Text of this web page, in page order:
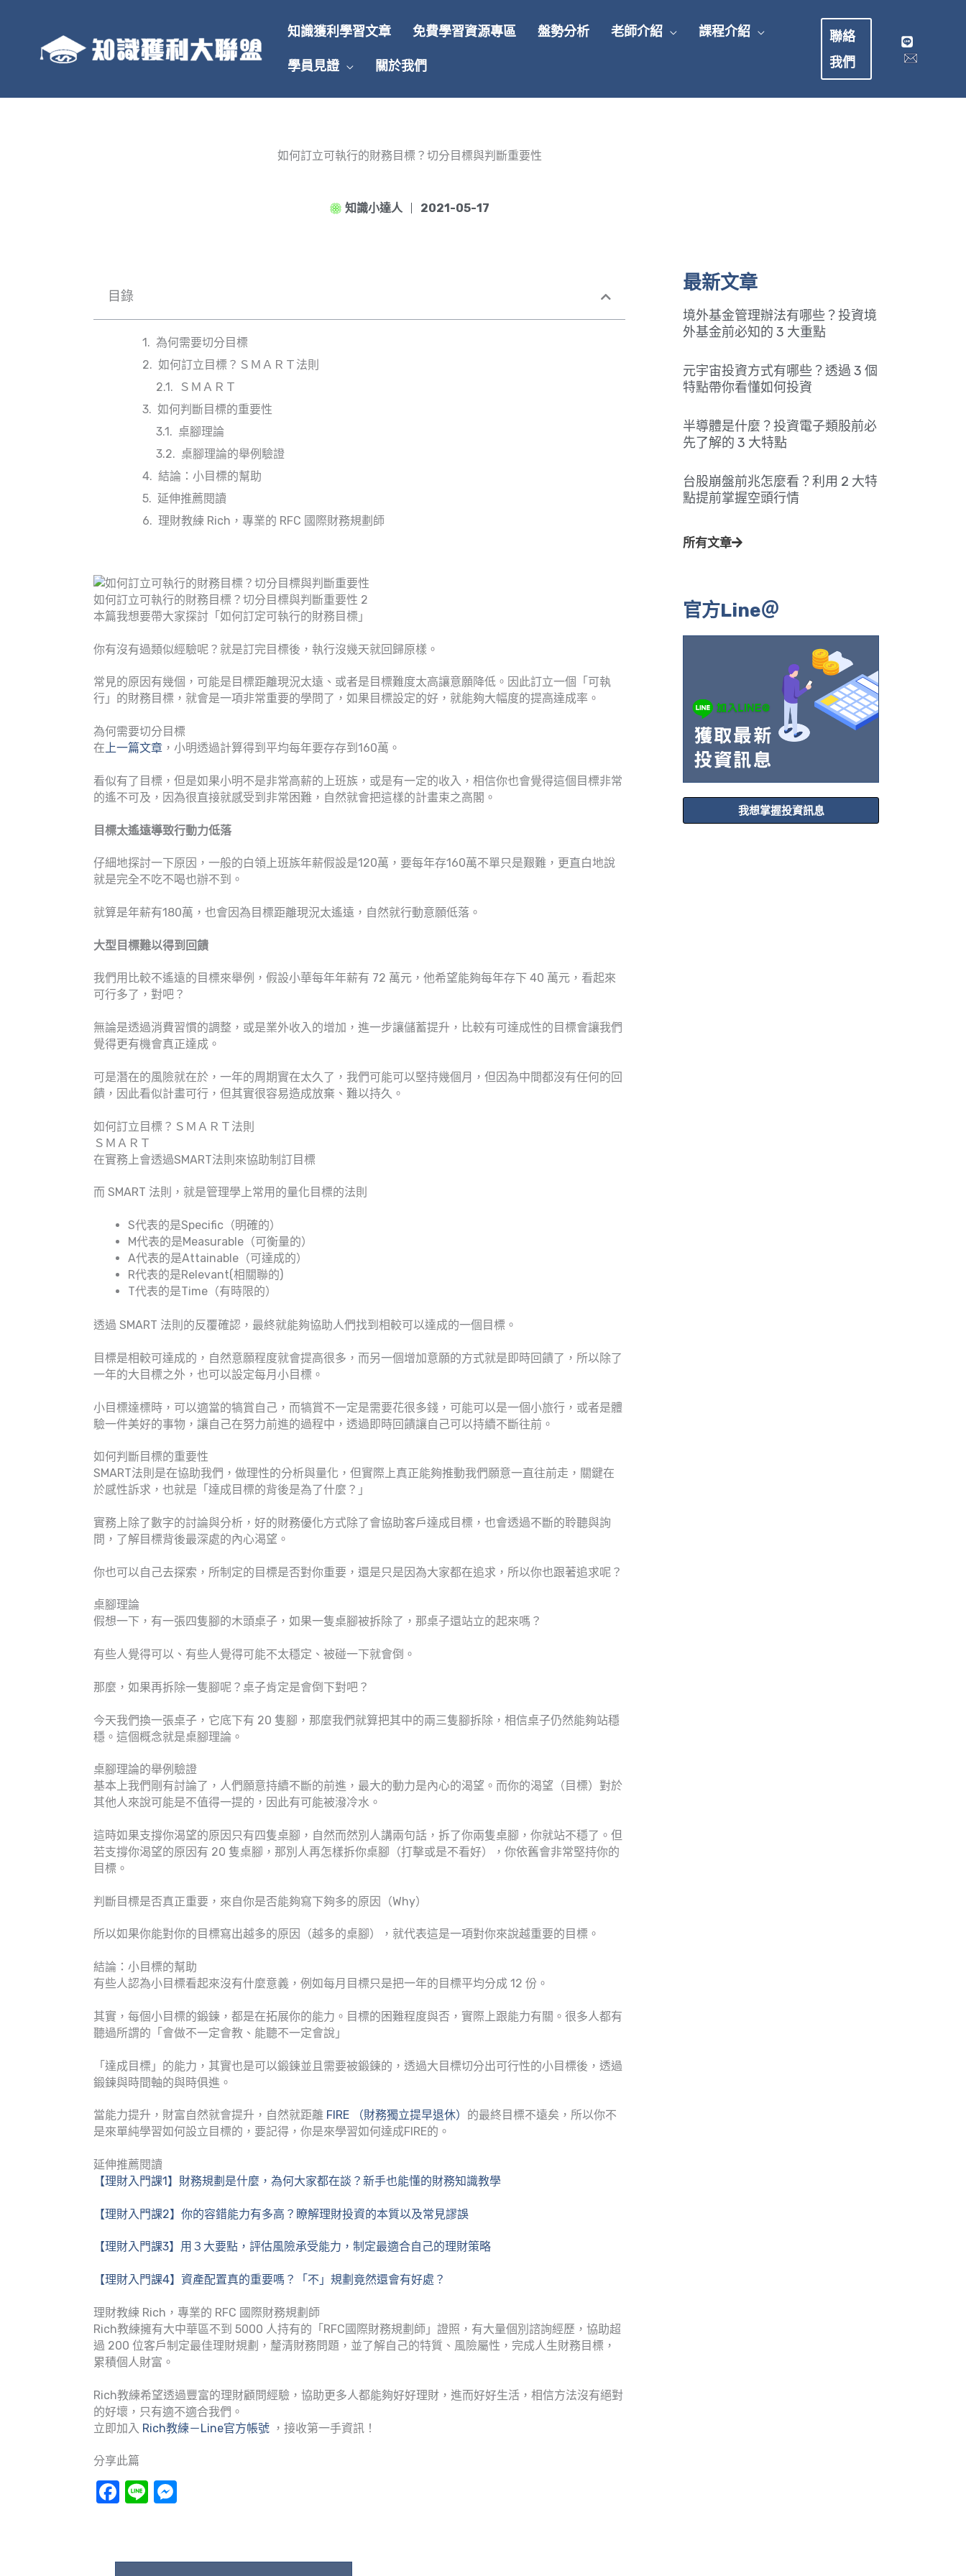
知識獲利學習文章 免費學習資源專區 盤勢分析 老師介紹 課程介紹
學員見證 關於我們
聯絡
我們
如何訂立可執行的財務目標？切分目標與判斷重要性
知識小達人 2021-05-17
目錄
為何需要切分目標
如何訂立目標？ＳＭＡＲＴ法則
ＳＭＡＲＴ
如何判斷目標的重要性
桌腳理論
桌腳理論的舉例驗證
結論：小目標的幫助
延伸推薦閱讀
理財教練 Rich，專業的 RFC 國際財務規劃師
如何訂立可執行的財務目標？切分目標與判斷重要性 2
本篇我想要帶大家探討「如何訂定可執行的財務目標」
你有沒有過類似經驗呢？就是訂完目標後，執行沒幾天就回歸原樣。
常見的原因有幾個，可能是目標距離現況太遠、或者是目標難度太高讓意願降低。因此訂立一個「可執
行」的財務目標，就會是一項非常重要的學問了，如果目標設定的好，就能夠大幅度的提高達成率。
為何需要切分目標
在上一篇文章 ，小明透過計算得到平均每年要存存到160萬。
看似有了目標，但是如果小明不是非常高薪的上班族，或是有一定的收入，相信你也會覺得這個目標非常
的遙不可及，因為很直接就感受到非常困難，自然就會把這樣的計畫束之高閣。
目標太遙遠導致行動力低落
仔細地探討一下原因，一般的白領上班族年薪假設是120萬，要每年存160萬不單只是艱難，更直白地說
就是完全不吃不喝也辦不到。
就算是年薪有180萬，也會因為目標距離現況太遙遠，自然就行動意願低落。
大型目標難以得到回饋
我們用比較不遙遠的目標來舉例，假設小華每年年薪有 72 萬元，他希望能夠每年存下 40 萬元，看起來
可行多了，對吧？
無論是透過消費習慣的調整，或是業外收入的增加，進一步讓儲蓄提升，比較有可達成性的目標會讓我們
覺得更有機會真正達成。
可是潛在的風險就在於，一年的周期實在太久了，我們可能可以堅持幾個月，但因為中間都沒有任何的回
饋，因此看似計畫可行，但其實很容易造成放棄、難以持久。
如何訂立目標？ＳＭＡＲＴ法則
ＳＭＡＲＴ
在實務上會透過SMART法則來協助制訂目標
而 SMART 法則，就是管理學上常用的量化目標的法則
S代表的是Specific（明確的）
M代表的是Measurable（可衡量的）
A代表的是Attainable（可達成的）
R代表的是Relevant(相關聯的)
T代表的是Time（有時限的）
透過 SMART 法則的反覆確認，最終就能夠協助人們找到相較可以達成的一個目標。
目標是相較可達成的，自然意願程度就會提高很多，而另一個增加意願的方式就是即時回饋了，所以除了
一年的大目標之外，也可以設定每月小目標。
小目標達標時，可以適當的犒賞自己，而犒賞不一定是需要花很多錢，可能可以是一個小旅行，或者是體
驗一件美好的事物，讓自己在努力前進的過程中，透過即時回饋讓自己可以持續不斷往前。
如何判斷目標的重要性
SMART法則是在協助我們，做理性的分析與量化，但實際上真正能夠推動我們願意一直往前走，關鍵在
於感性訴求，也就是「達成目標的背後是為了什麼？」
實務上除了數字的討論與分析，好的財務優化方式除了會協助客戶達成目標，也會透過不斷的聆聽與詢
問，了解目標背後最深處的內心渴望。
你也可以自己去探索，所制定的目標是否對你重要，還是只是因為大家都在追求，所以你也跟著追求呢？
桌腳理論
假想一下，有一張四隻腳的木頭桌子，如果一隻桌腳被拆除了，那桌子還站立的起來嗎？
有些人覺得可以、有些人覺得可能不太穩定、被碰一下就會倒。
那麼，如果再拆除一隻腳呢？桌子肯定是會倒下對吧？
今天我們換一張桌子，它底下有 20 隻腳，那麼我們就算把其中的兩三隻腳拆除，相信桌子仍然能夠站穩
穩。這個概念就是桌腳理論。
桌腳理論的舉例驗證
基本上我們剛有討論了，人們願意持續不斷的前進，最大的動力是內心的渴望。而你的渴望（目標）對於
其他人來說可能是不值得一提的，因此有可能被潑冷水。
這時如果支撐你渴望的原因只有四隻桌腳，自然而然別人講兩句話，拆了你兩隻桌腳，你就站不穩了。但
若支撐你渴望的原因有 20 隻桌腳，那別人再怎樣拆你桌腳（打擊或是不看好），你依舊會非常堅持你的
目標。
判斷目標是否真正重要，來自你是否能夠寫下夠多的原因（Why）
所以如果你能對你的目標寫出越多的原因（越多的桌腳），就代表這是一項對你來說越重要的目標。
結論：小目標的幫助
有些人認為小目標看起來沒有什麼意義，例如每月目標只是把一年的目標平均分成 12 份。
其實，每個小目標的鍛鍊，都是在拓展你的能力。目標的困難程度與否，實際上跟能力有關。很多人都有
聽過所謂的「會做不一定會教、能聽不一定會說」
「達成目標」的能力，其實也是可以鍛鍊並且需要被鍛鍊的，透過大目標切分出可行性的小目標後，透過
鍛鍊與時間軸的與時俱進。
當能力提升，財富自然就會提升，自然就距離 FIRE （財務獨立提早退休） 的最終目標不遠矣，所以你不
是來單純學習如何設立目標的，要記得，你是來學習如何達成FIRE的。
延伸推薦閱讀
【理財入門課1】財務規劃是什麼，為何大家都在談？新手也能懂的財務知識教學
【理財入門課2】你的容錯能力有多高？瞭解理財投資的本質以及常見謬誤
【理財入門課3】用３大要點，評估風險承受能力，制定最適合自己的理財策略
【理財入門課4】資產配置真的重要嗎？「不」規劃竟然還會有好處？
理財教練 Rich，專業的 RFC 國際財務規劃師
Rich教練擁有大中華區不到 5000 人持有的「RFC國際財務規劃師」證照，有大量個別諮詢經歷，協助超
過 200 位客戶制定最佳理財規劃，釐清財務問題，並了解自己的特質、風險屬性，完成人生財務目標，
累積個人財富。
Rich教練希望透過豐富的理財顧問經驗，協助更多人都能夠好好理財，進而好好生活，相信方法沒有絕對
的好壞，只有適不適合我們。
立即加入 Rich教練－Line官方帳號 ，接收第一手資訊！
分享此篇
Facebook
Line
最新文章
境外基金管理辦法有哪些？投資境
外基金前必知的 3 大重點
元宇宙投資方式有哪些？透過 3 個
特點帶你看懂如何投資
半導體是什麼？投資電子類股前必
先了解的 3 大特點
台股崩盤前兆怎麼看？利用 2 大特
點提前掌握空頭行情
所有文章
官方Line＠
我想掌握投資訊息